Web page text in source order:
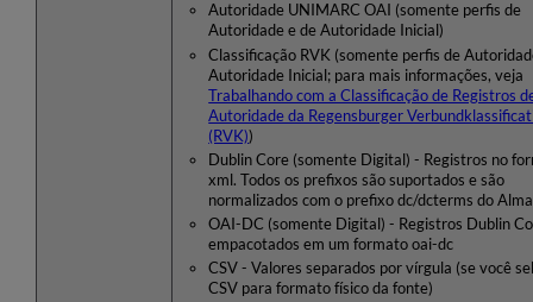
Autoridade UNIMARC OAI (somente perfis de
Autoridade e de Autoridade Inicial)
Classificação RVK (somente perfis de
Autoridade Inicial; para mais informações, veja
Trabalhando com a Classificação de Registros
Autoridade da Regensburger
(RVK))
Dublin Core (somente Digital) - Registros no
xml. Todos os prefixos são suportados e são
normalizados com o prefixo dc/dcterms do
OAI-DC (somente Digital) - Registros Dublin
empacotados em um formato oai-dc
CSV - Valores separados por vírgula (se você
CSV para formato físico da fonte)